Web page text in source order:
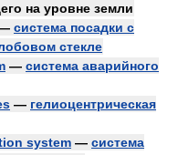
на уровне земли
система посадки с
стекле
— система аварийного
— гелиоцентрическая
system — система